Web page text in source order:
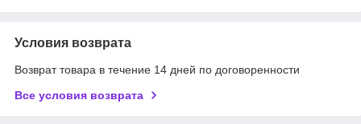
Условия возврата
Возврат товара в течение 14 дней по договоренности
Все условия возврата